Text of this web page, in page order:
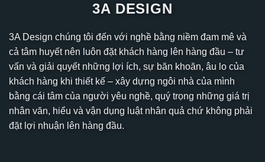
3A DESIGN
3A Design chúng tôi đến với nghề bằng niềm đam mê và
cả tâm huyết nên luôn đặt khách hàng lên hàng đầu – tư
vấn và giải quyết những lợi ích, sự băn khoăn, âu lo của
khách hàng khi thiết kế – xây dựng ngôi nhà của mình
bằng cái tâm của người yêu nghề, quý trọng những giá trị
nhân văn, hiểu và vận dụng luật nhân quả chứ không phải
đặt lợi nhuận lên hàng đầu.